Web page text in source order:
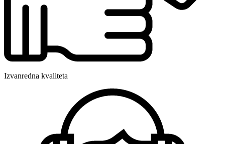
Izvanredna kvaliteta